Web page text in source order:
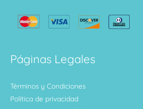
Páginas Legales
Términos y Condiciones
Política de privacidad